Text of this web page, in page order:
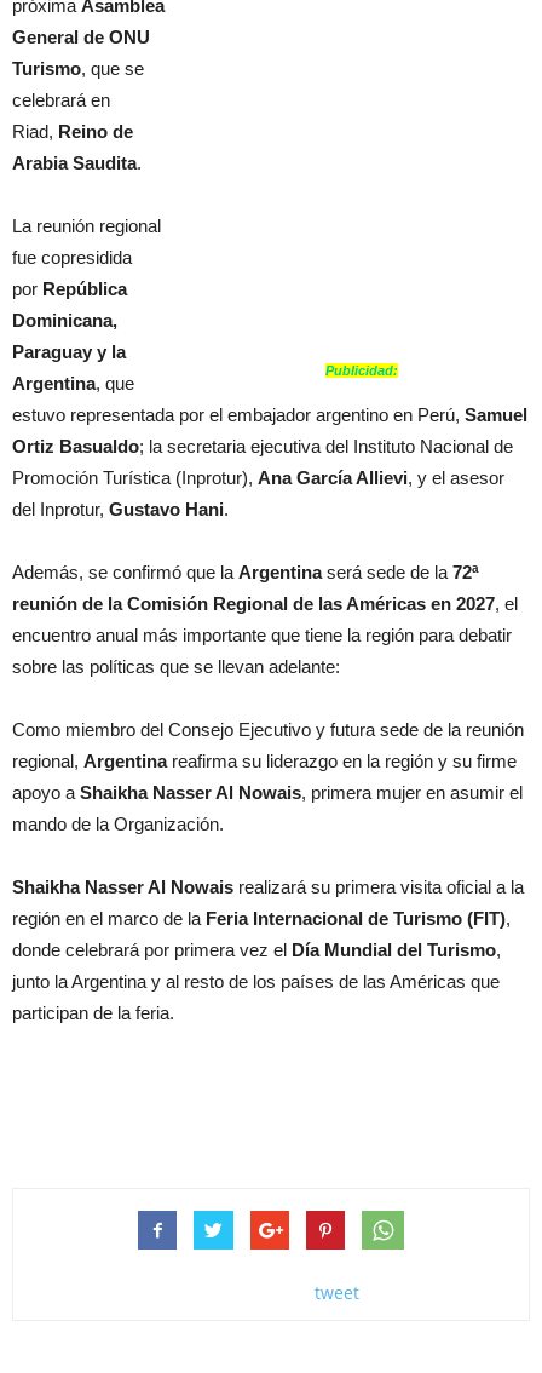
Publicidad:
próxima Asamblea
General de ONU
Turismo, que se
celebrará en
Riad, Reino de
Arabia Saudita.
La reunión regional
fue copresidida
por República
Dominicana,
Paraguay y la
Argentina, que
estuvo representada por el embajador argentino en Perú, Samuel
Ortiz Basualdo; la secretaria ejecutiva del Instituto Nacional de
Promoción Turística (Inprotur), Ana García Allievi, y el asesor
del Inprotur, Gustavo Hani.
Además, se confirmó que la Argentinaserá sede de la 72ª
reunión de la Comisión Regional de las Américas en 2027, el
encuentro anual más importante que tiene la región para debatir
sobre las políticas que se llevan adelante:
Como miembro del Consejo Ejecutivo y futura sede de la reunión
regional, Argentinareafirma su liderazgo en la región y su firme
apoyo a Shaikha Nasser Al Nowais, primera mujer en asumir el
mando de la Organización.
Shaikha Nasser Al Nowais realizará su primera visita oficial a la
región en el marco de la Feria Internacional de Turismo (FIT),
donde celebrará por primera vez el Día Mundial del Turismo,
junto la Argentina y al resto de los países de las Américas que
participan de la feria.
tweet